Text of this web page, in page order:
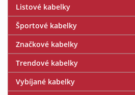
Listové kabelky
Športové kabelky
Značkové kabelky
Trendové kabelky
Vybíjané kabelky